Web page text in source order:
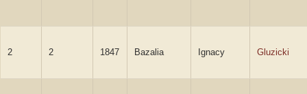
2 2 1847 Bazalia Ignacy Gluzicki